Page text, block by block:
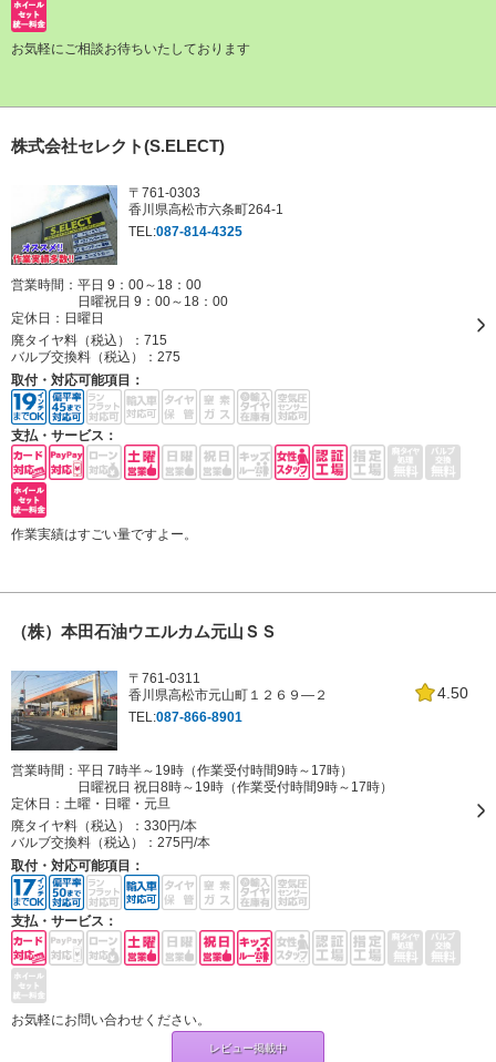
お気軽にご相談お待ちいたしております
株式会社セレクト(S.ELECT)
〒761-0303
香川県高松市六条町264-1
TEL:087-814-4325
営業時間：平日 9：00～18：00
日曜祝日 9：00～18：00
定休日： 日曜日
廃タイヤ料（税込）： 715
バルブ交換料（税込）： 275
取付・対応可能項目：
支払・サービス：
作業実績はすごい量ですよー。
（株）本田石油ウエルカム元山ＳＳ
4.50
〒761-0311
香川県高松市元山町１２６９―２
TEL:087-866-8901
営業時間：平日 7時半～19時（作業受付時間9時～17時）
日曜祝日 祝日8時～19時（作業受付時間9時～17時）
定休日： 土曜・日曜・元旦
廃タイヤ料（税込）： 330円/本
バルブ交換料（税込）： 275円/本
取付・対応可能項目：
支払・サービス：
お気軽にお問い合わせください。
レビュー掲載中